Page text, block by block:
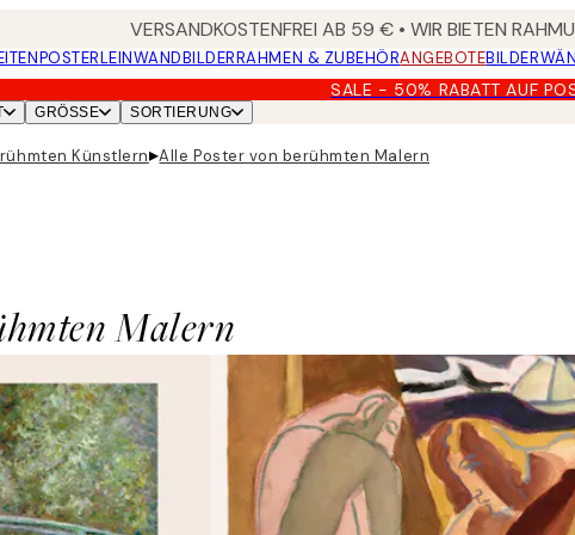
VERSANDKOSTENFREI AB 59 € • WIR BIETEN
POSTERLEINWANDBILDERRAHMEN & ZUBEHÖRANGEBOTE
SALE - 50% RABATT AUF
GRÖSSE SORTIERUNG
Künstlern▸Alle Poster von berühmten Malern
Malern